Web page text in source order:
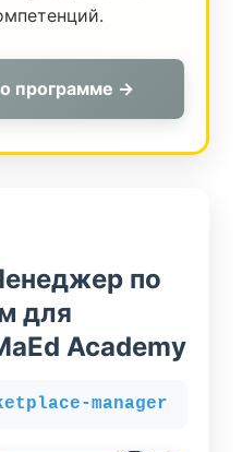
программе →
по
для
Academy
manager